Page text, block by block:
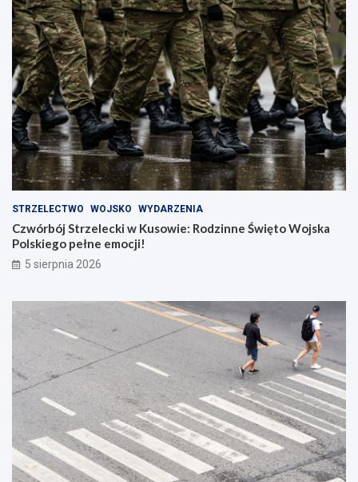
STRZELECTWO WOJSKO WYDARZENIA
Czwórbój Strzelecki w Kusowie: Rodzinne Święto Wojska
Polskiego pełne emocji!
5 sierpnia 2026